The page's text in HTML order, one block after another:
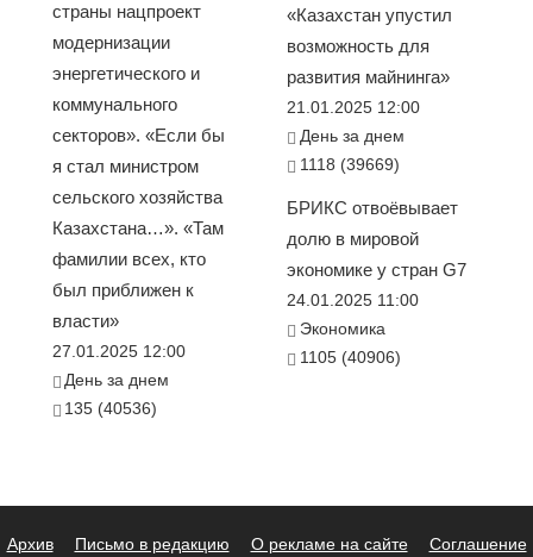
страны нацпроект
модернизации
энергетического и
коммунального
секторов». «Если бы
я стал министром
сельского хозяйства
Казахстана…». «Там
фамилии всех, кто
был приближен к
власти»
27.01.2025 12:00
День за днем
135 (40536)
«Казахстан упустил
возможность для
развития майнинга»
21.01.2025 12:00
День за днем
1118 (39669)
БРИКС отвоёвывает
долю в мировой
экономике у стран G7
24.01.2025 11:00
Экономика
1105 (40906)
Архив Письмо в редакцию О рекламе на сайте Соглашение